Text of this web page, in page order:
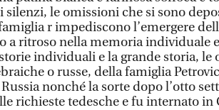
silenzi, le omissioni che si sono
r impediscono l’emergere
a ritroso nella memoria individuale
individuali e la grande storia, le
o russe, della famiglia
nonché la sorte dopo l’otto
richieste tedesche e fu internato in